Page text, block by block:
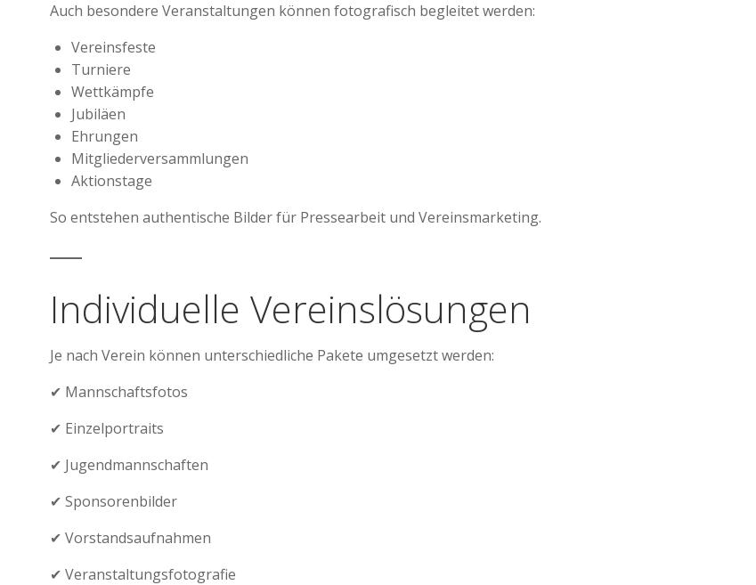
Auch besondere Veranstaltungen können fotografisch begleitet werden:
Vereinsfeste
Turniere
Wettkämpfe
Jubiläen
Ehrungen
Mitgliederversammlungen
Aktionstage
So entstehen authentische Bilder für Pressearbeit und Vereinsmarketing.
Individuelle Vereinslösungen
Je nach Verein können unterschiedliche Pakete umgesetzt werden:
✔ Mannschaftsfotos
✔ Einzelportraits
✔ Jugendmannschaften
✔ Sponsorenbilder
✔ Vorstandsaufnahmen
✔ Veranstaltungsfotografie